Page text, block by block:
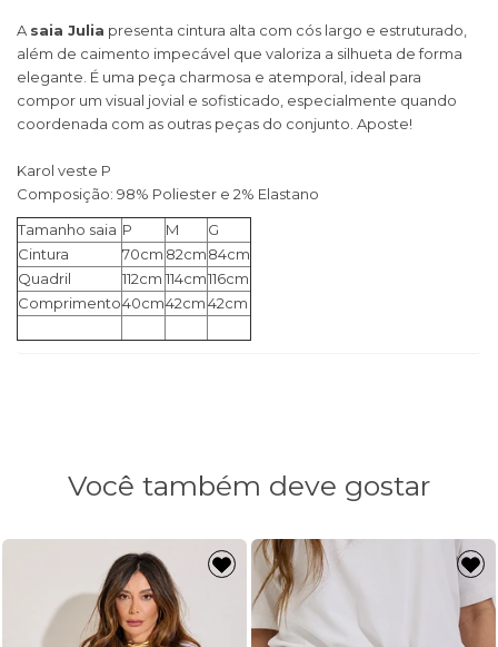
A saia Julia presenta cintura alta com cós largo e estruturado,
além de caimento impecável que valoriza a silhueta de forma
elegante. É uma peça charmosa e atemporal, ideal para
compor um visual jovial e sofisticado, especialmente quando
coordenada com as outras peças do conjunto. Aposte!
Karol veste P
Composição: 98% Poliester e 2% Elastano
Tamanho saia P M
G
Cintura
70cm 82cm84cm
Quadril
112cm 114cm116cm
Comprimento40cm42cm42cm
Você também deve gostar